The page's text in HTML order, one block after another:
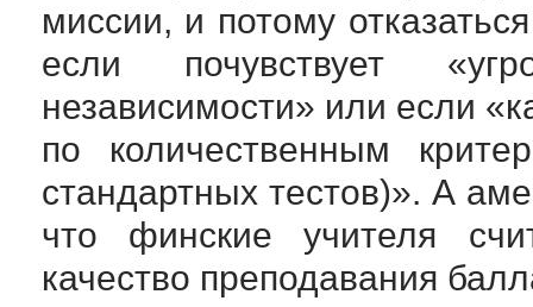
миссии, и потому
если почувствует
независимости» или если
по количественным
стандартных тестов)». А
что финские учителя
качество преподавания